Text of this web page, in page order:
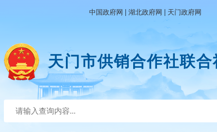
中国政府网 | 湖北政府网 | 天门政府网
天门市供销合作社联合